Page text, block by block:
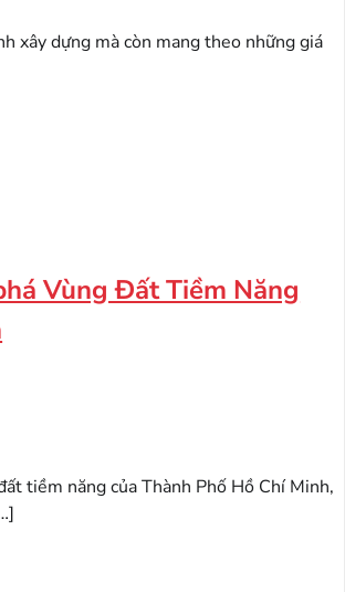
xây dựng mà còn mang theo những giá
Vùng Đất Tiềm Năng
tiềm năng của Thành Phố Hồ Chí Minh,